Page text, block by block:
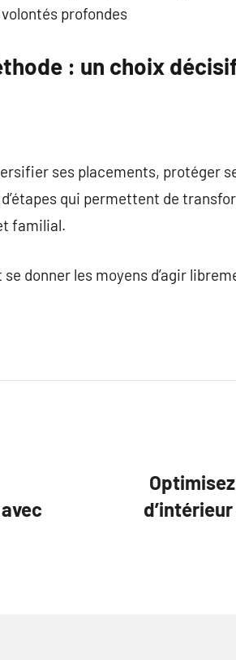
profondes
: un choix
ses placements, protéger
qui permettent de
familial.
donner les moyens d’agir